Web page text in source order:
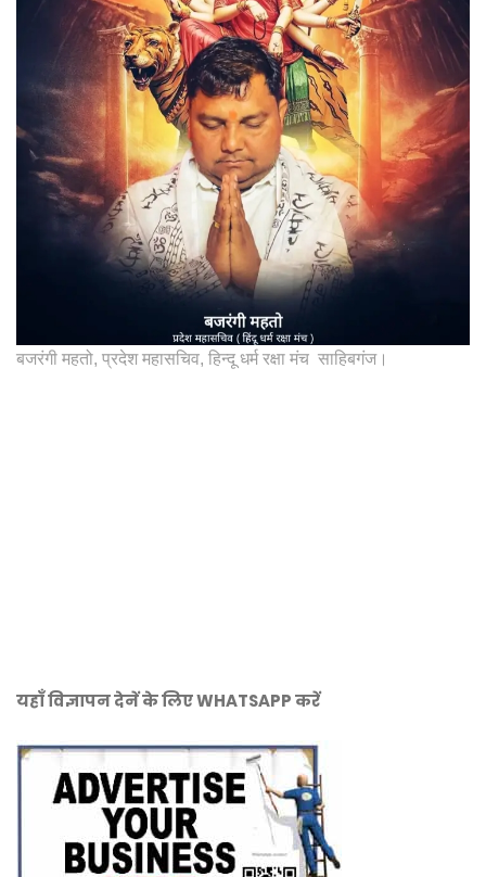
बजरंगी महतो, प्रदेश महासचिव, हिन्दू धर्म रक्षा मंच साहिबगंज।
यहाँ विज्ञापन देनें के लिए WHATSAPP करें